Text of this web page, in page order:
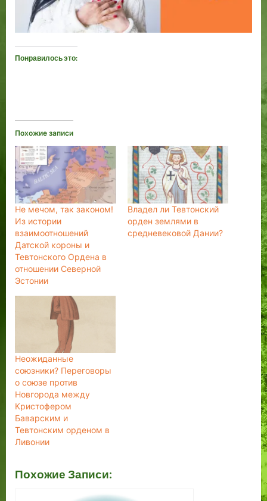
Понравилось это:
Похожие записи
Не мечом, так законом!
Из истории
взаимоотношений
Датской короны и
Тевтонского Ордена в
отношении Северной
Эстонии
Владел ли Тевтонский
орден землями в
средневековой Дании?
Неожиданные
союзники? Переговоры
о союзе против
Новгорода между
Кристофером
Баварским и
Тевтонским орденом в
Ливонии
Похожие Записи: